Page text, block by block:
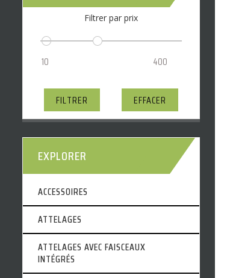
Filtrer par prix
FILTRER EFFACER
EXPLORER
ACCESSOIRES
ATTELAGES
ATTELAGES AVEC FAISCEAUX
INTÉGRÉS